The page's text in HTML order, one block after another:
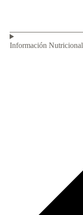
Información Nutricional